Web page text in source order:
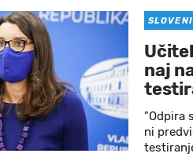
naj
"Odpira
ni